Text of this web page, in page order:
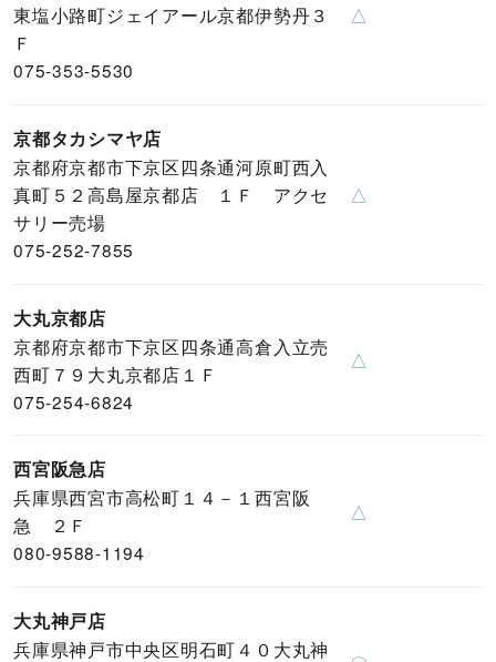
東塩小路町ジェイアール京都伊勢丹３
Ｆ
075-353-5530
△
京都タカシマヤ店
京都府京都市下京区四条通河原町西入
真町５２高島屋京都店 １Ｆ アクセ
サリー売場
075-252-7855
△
大丸京都店
京都府京都市下京区四条通高倉入立売
西町７９大丸京都店１Ｆ
075-254-6824
△
西宮阪急店
兵庫県西宮市高松町１４－１西宮阪
急 ２Ｆ
080-9588-1194
△
大丸神戸店
兵庫県神戸市中央区明石町４０大丸神